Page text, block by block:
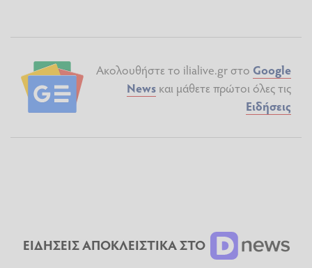
Ακολουθήστε το ilialive.gr στο Google
News και μάθετε πρώτοι όλες τις
Ειδήσεις
ΕΙΔΗΣΕΙΣ ΑΠΟΚΛΕΙΣΤΙΚΑ ΣΤΟ